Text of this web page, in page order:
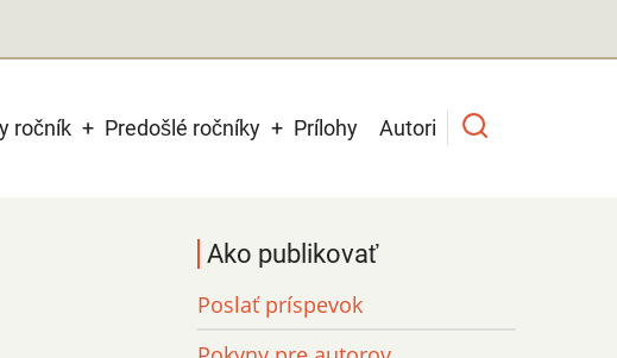
ročník Predošlé ročníky Prílohy Autori
Ako publikovať
Poslať príspevok